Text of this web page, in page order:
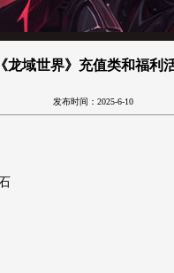
《龙域世界》充值类和福利
发布时间：2025-6-10